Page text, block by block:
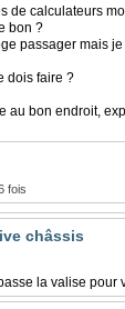
de calculateurs
bon ?
passager mais je
dois faire ?
au bon endroit,
fois
châssis
la valise pour